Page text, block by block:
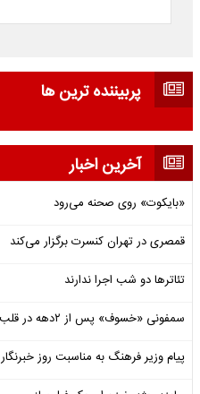
پربیننده ترین ها
آخرین اخبار
«بایکوت» روی صحنه می‌رود
قمصری در تهران کنسرت برگزار می‌کند
تئاترها دو شب اجرا ندارند
سمفونی «خسوف» پس از ۲دهه در قلب تهران طنین انداز شد
پیام وزیر فرهنگ به مناسبت روز خبرنگار